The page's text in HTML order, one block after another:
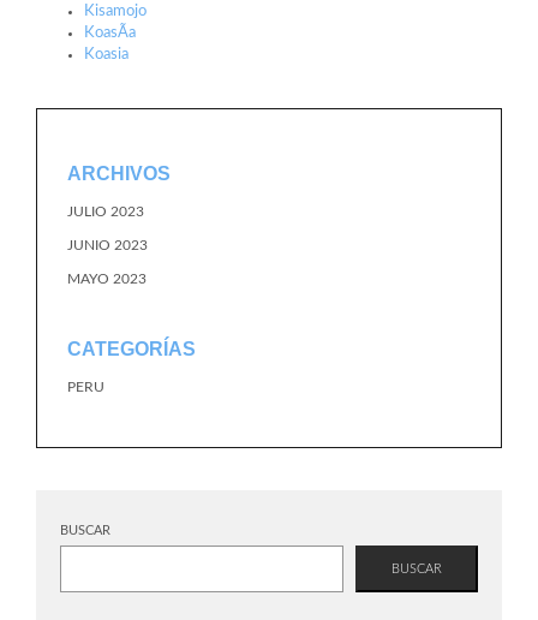
Kisamojo
KoasÃ­a
Koasia
ARCHIVOS
JULIO 2023
JUNIO 2023
MAYO 2023
CATEGORÍAS
PERU
BUSCAR
BUSCAR